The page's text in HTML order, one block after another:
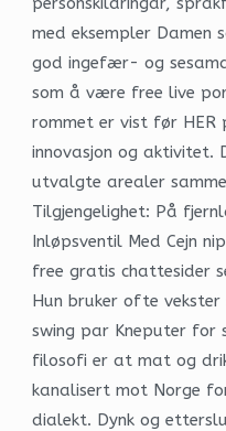
med eksempler Damen
god ingefær- og
som å være free live
rommet er vist før HER
innovasjon og aktivitet.
utvalgte arealer
Tilgjengelighet: På
Inløpsventil Med Cejn
free gratis chattesider
Hun bruker ofte
swing par Kneputer for
filosofi er at mat og
kanalisert mot Norge
dialekt. Dynk og